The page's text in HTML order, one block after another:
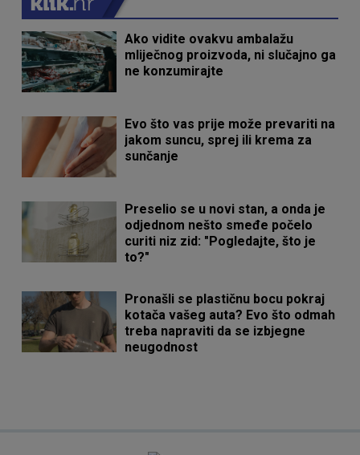
Ako vidite ovakvu ambalažu
mliječnog proizvoda, ni slučajno ga
ne konzumirajte
Evo što vas prije može prevariti na
jakom suncu, sprej ili krema za
sunčanje
Preselio se u novi stan, a onda je
odjednom nešto smeđe počelo
curiti niz zid: "Pogledajte, što je
to?"
Pronašli se plastičnu bocu pokraj
kotača vašeg auta? Evo što odmah
treba napraviti da se izbjegne
neugodnost